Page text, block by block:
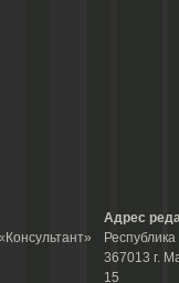
Адрес
367013 г.
15